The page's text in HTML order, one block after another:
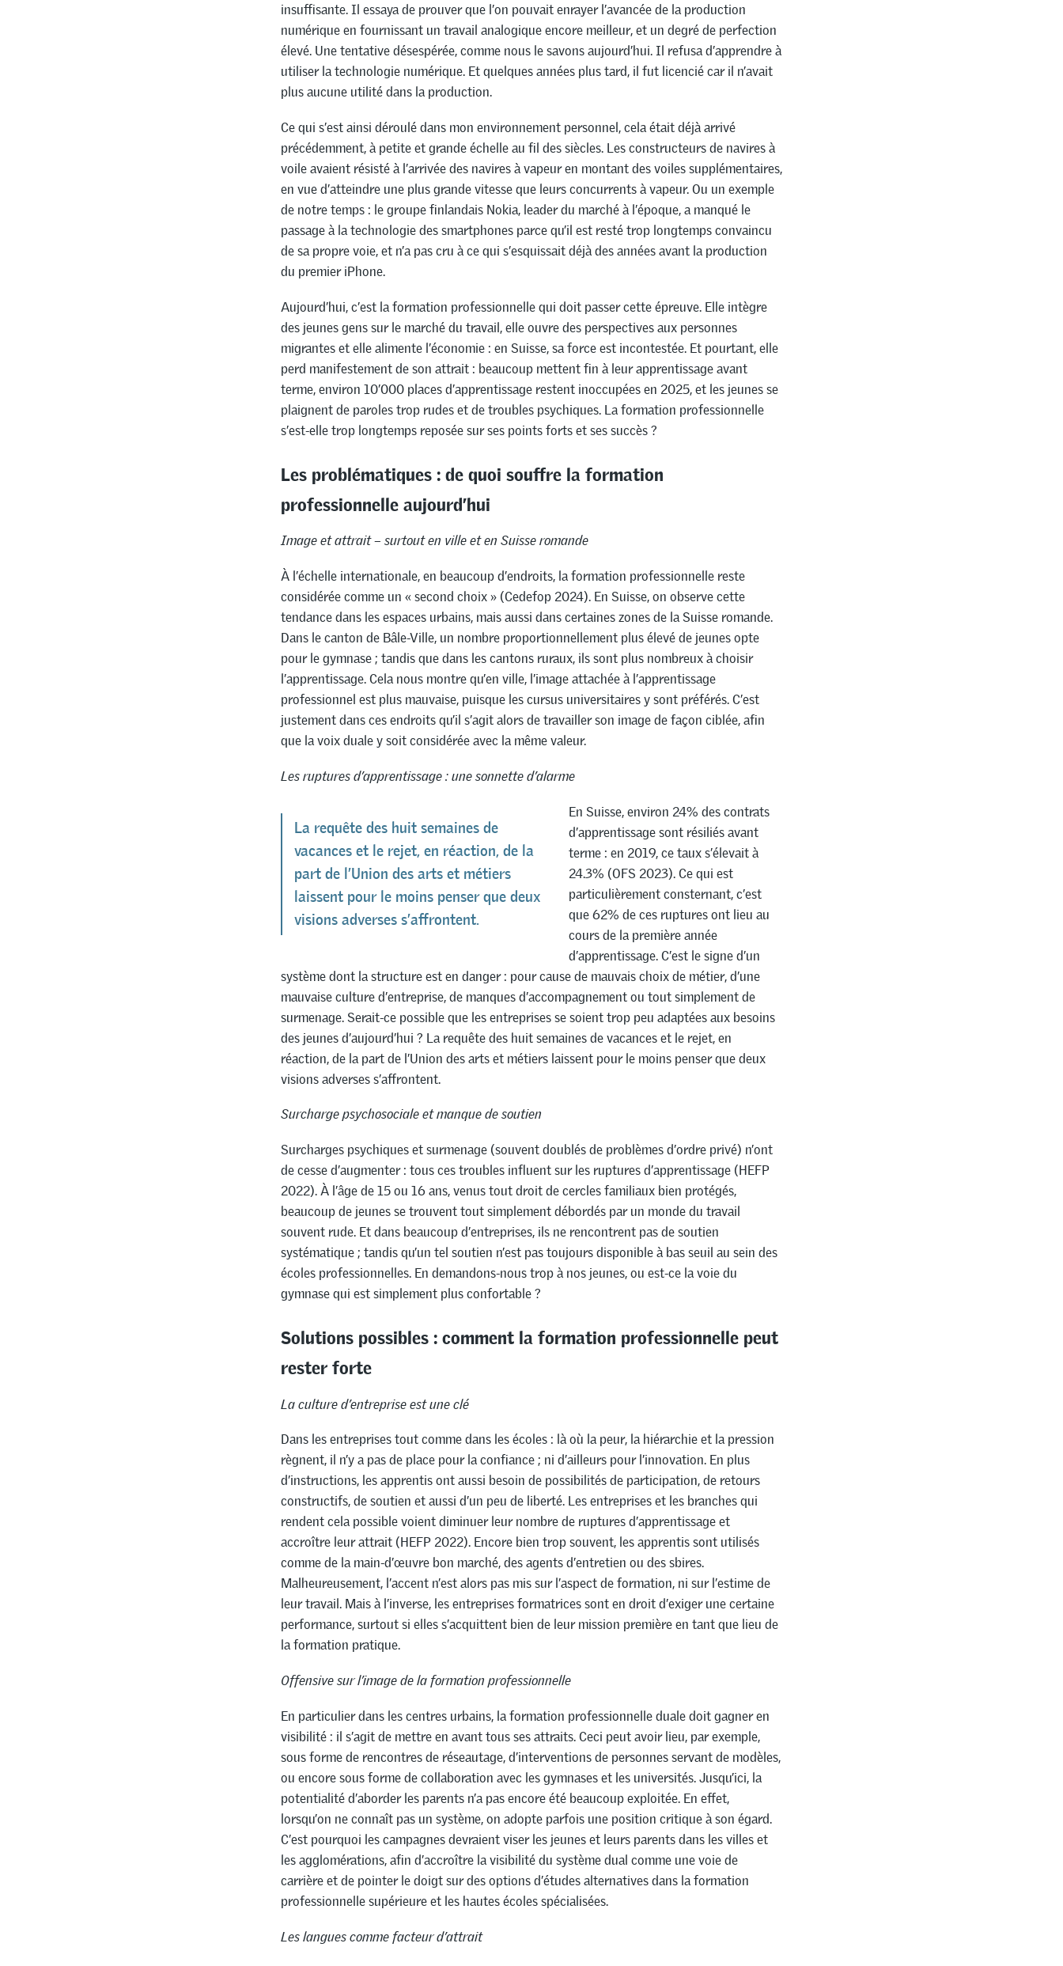
insuffisante. Il essaya de prouver que l’on pouvait enrayer l’avancée de la production
numérique en fournissant un travail analogique encore meilleur, et un degré de perfection
élevé. Une tentative désespérée, comme nous le savons aujourd’hui. Il refusa d’apprendre à
utiliser la technologie numérique. Et quelques années plus tard, il fut licencié car il n’avait
plus aucune utilité dans la production.
Ce qui s’est ainsi déroulé dans mon environnement personnel, cela était déjà arrivé
précédemment, à petite et grande échelle au fil des siècles. Les constructeurs de navires à
voile avaient résisté à l’arrivée des navires à vapeur en montant des voiles supplémentaires,
en vue d’atteindre une plus grande vitesse que leurs concurrents à vapeur. Ou un exemple
de notre temps : le groupe finlandais Nokia, leader du marché à l’époque, a manqué le
passage à la technologie des smartphones parce qu’il est resté trop longtemps convaincu
de sa propre voie, et n’a pas cru à ce qui s’esquissait déjà des années avant la production
du premier iPhone.
Aujourd’hui, c’est la formation professionnelle qui doit passer cette épreuve. Elle intègre
des jeunes gens sur le marché du travail, elle ouvre des perspectives aux personnes
migrantes et elle alimente l’économie : en Suisse, sa force est incontestée. Et pourtant, elle
perd manifestement de son attrait : beaucoup mettent fin à leur apprentissage avant
terme, environ 10’000 places d’apprentissage restent inoccupées en 2025, et les jeunes se
plaignent de paroles trop rudes et de troubles psychiques. La formation professionnelle
s’est-elle trop longtemps reposée sur ses points forts et ses succès ?
Les problématiques : de quoi souffre la formation
professionnelle aujourd’hui
Image et attrait – surtout en ville et en Suisse romande
À l’échelle internationale, en beaucoup d’endroits, la formation professionnelle reste
considérée comme un « second choix » (Cedefop 2024). En Suisse, on observe cette
tendance dans les espaces urbains, mais aussi dans certaines zones de la Suisse romande.
Dans le canton de Bâle-Ville, un nombre proportionnellement plus élevé de jeunes opte
pour le gymnase ; tandis que dans les cantons ruraux, ils sont plus nombreux à choisir
l’apprentissage. Cela nous montre qu’en ville, l’image attachée à l’apprentissage
professionnel est plus mauvaise, puisque les cursus universitaires y sont préférés. C’est
justement dans ces endroits qu’il s’agit alors de travailler son image de façon ciblée, afin
que la voix duale y soit considérée avec la même valeur.
Les ruptures d’apprentissage : une sonnette d’alarme
La requête des huit semaines de
vacances et le rejet, en réaction, de la
part de l’Union des arts et métiers
laissent pour le moins penser que deux
visions adverses s’affrontent.
En Suisse, environ 24% des contrats
d’apprentissage sont résiliés avant
terme : en 2019, ce taux s’élevait à
24.3% (OFS 2023). Ce qui est
particulièrement consternant, c’est
que 62% de ces ruptures ont lieu au
cours de la première année
d’apprentissage. C’est le signe d’un
système dont la structure est en danger : pour cause de mauvais choix de métier, d’une
mauvaise culture d’entreprise, de manques d’accompagnement ou tout simplement de
surmenage. Serait-ce possible que les entreprises se soient trop peu adaptées aux besoins
des jeunes d’aujourd’hui ? La requête des huit semaines de vacances et le rejet, en
réaction, de la part de l’Union des arts et métiers laissent pour le moins penser que deux
visions adverses s’affrontent.
Surcharge psychosociale et manque de soutien
Surcharges psychiques et surmenage (souvent doublés de problèmes d’ordre privé) n’ont
de cesse d’augmenter : tous ces troubles influent sur les ruptures d’apprentissage (HEFP
2022). À l’âge de 15 ou 16 ans, venus tout droit de cercles familiaux bien protégés,
beaucoup de jeunes se trouvent tout simplement débordés par un monde du travail
souvent rude. Et dans beaucoup d’entreprises, ils ne rencontrent pas de soutien
systématique ; tandis qu’un tel soutien n’est pas toujours disponible à bas seuil au sein des
écoles professionnelles. En demandons-nous trop à nos jeunes, ou est-ce la voie du
gymnase qui est simplement plus confortable ?
Solutions possibles : comment la formation professionnelle peut
rester forte
La culture d’entreprise est une clé
Dans les entreprises tout comme dans les écoles : là où la peur, la hiérarchie et la pression
règnent, il n’y a pas de place pour la confiance ; ni d’ailleurs pour l’innovation. En plus
d’instructions, les apprentis ont aussi besoin de possibilités de participation, de retours
constructifs, de soutien et aussi d’un peu de liberté. Les entreprises et les branches qui
rendent cela possible voient diminuer leur nombre de ruptures d’apprentissage et
accroître leur attrait (HEFP 2022). Encore bien trop souvent, les apprentis sont utilisés
comme de la main-d’œuvre bon marché, des agents d’entretien ou des sbires.
Malheureusement, l’accent n’est alors pas mis sur l’aspect de formation, ni sur l’estime de
leur travail. Mais à l’inverse, les entreprises formatrices sont en droit d’exiger une certaine
performance, surtout si elles s’acquittent bien de leur mission première en tant que lieu de
la formation pratique.
Offensive sur l’image de la formation professionnelle
En particulier dans les centres urbains, la formation professionnelle duale doit gagner en
visibilité : il s’agit de mettre en avant tous ses attraits. Ceci peut avoir lieu, par exemple,
sous forme de rencontres de réseautage, d’interventions de personnes servant de modèles,
ou encore sous forme de collaboration avec les gymnases et les universités. Jusqu’ici, la
potentialité d’aborder les parents n’a pas encore été beaucoup exploitée. En effet,
lorsqu’on ne connaît pas un système, on adopte parfois une position critique à son égard.
C’est pourquoi les campagnes devraient viser les jeunes et leurs parents dans les villes et
les agglomérations, afin d’accroître la visibilité du système dual comme une voie de
carrière et de pointer le doigt sur des options d’études alternatives dans la formation
professionnelle supérieure et les hautes écoles spécialisées.
Les langues comme facteur d’attrait